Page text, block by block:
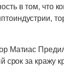
в том, что
Матиас
срок за кражу